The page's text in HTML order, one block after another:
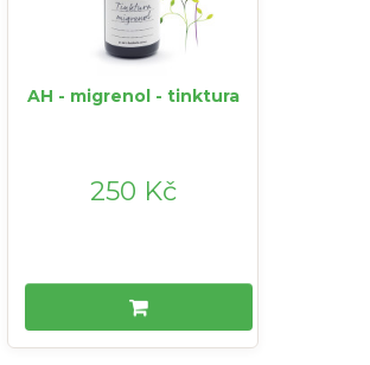
AH - migrenol - tinktura
250 Kč